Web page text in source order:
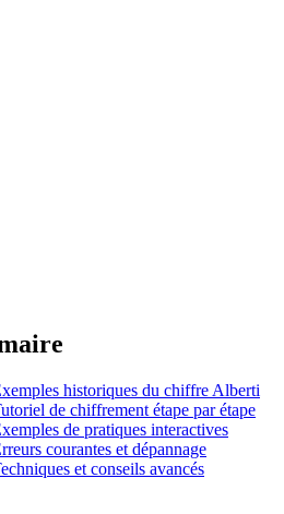
historiques du chiffre Alberti
de chiffrement étape par étape
de pratiques interactives
courantes et dépannage
et conseils avancés